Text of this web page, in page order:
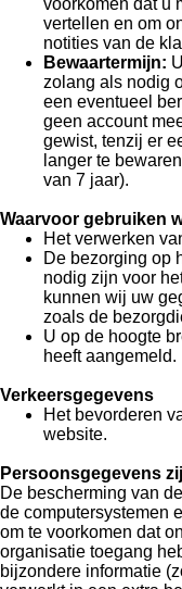
voorkomen dat u
vertellen en om
notities van de
Bewaartermijn:
zolang als nodig
een eventueel
geen account
gewist, tenzij er
langer te
van 7 jaar).
Waarvoor gebruiken
Het verwerken
De bezorging op
nodig zijn voor
kunnen wij uw
zoals de
U op de hoogte
heeft aangemeld.
Verkeersgegevens
Het bevorderen
website.
Persoonsgegevens
De bescherming van
de computersystemen
om te voorkomen dat
organisatie toegang
bijzondere informatie